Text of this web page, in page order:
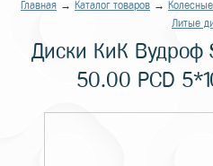
Главная → Каталог товаров →
Литые
Диски КиК Вудроф
50.00 PCD